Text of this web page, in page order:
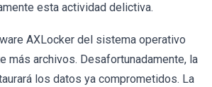
esta actividad delictiva.
AXLocker del sistema operativo
más archivos. Desafortunadamente, la
los datos ya comprometidos. La